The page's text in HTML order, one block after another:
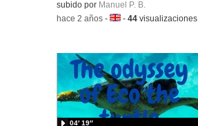
Contenido educativo.
subido por Manuel P. B.
-hace 2 años -Idioma:
-44 visualizaciones
04′ 19″